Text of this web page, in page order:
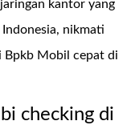
kantor yang
nikmati
Bpkb Mobil cepat di
checking di